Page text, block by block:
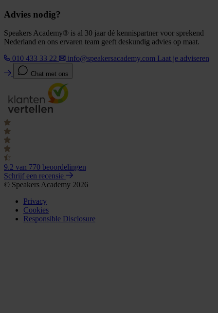
Advies nodig?
Speakers Academy® is al 30 jaar dé kennispartner voor sprekend
Nederland en ons ervaren team geeft deskundig advies op maat.
010 433 33 22
info@speakersacademy.com Laat je adviseren
Chat met ons
9.2 van 770 beoordelingen
Schrijf een recensie
© Speakers Academy 2026
Privacy
Cookies
Responsible Disclosure